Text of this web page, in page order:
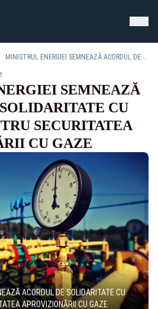
MINISTRUL ENERGIEI SEMNEAZĂ ACORDUL DE SOLIDARITATE CU UNGARIA PENTRU SECURITATEA APROVIZIONĂRII CU GAZE
SEMNEAZĂ
CU
SECURITATEA
CU GAZE
ACORDUL DE SOLIDARITATE CU
APROVIZIONĂRII CU GAZE